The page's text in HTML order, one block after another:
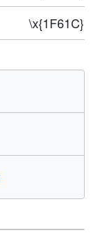
\x{1F61C}